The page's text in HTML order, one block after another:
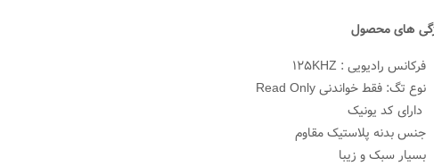
های محصول
فرکانس رادیویی : ۱۲۵KHZ
نوع تگ: فقط خواندنی Read Only
دارای کد یونیک
جنس بدنه پلاستیک مقاوم
بسیار سبک و زیبا